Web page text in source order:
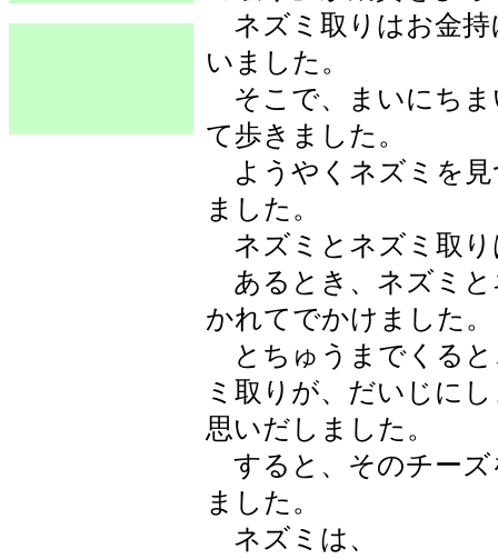
ネズミ取りはお金持
いました。
そこで、まいにちま
て歩きました。
ようやくネズミを見
ました。
ネズミとネズミ取り
あるとき、ネズミと
かれてでかけました。
とちゅうまでくると
ミ取りが、だいじに
思いだしました。
すると、そのチーズ
ました。
ネズミは、